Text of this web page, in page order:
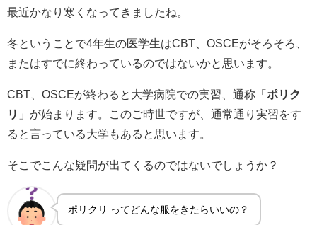
最近かなり寒くなってきましたね。
冬ということで4年生の医学生はCBT、OSCEがそろそろ、
またはすでに終わっているのではないかと思います。
CBT、OSCEが終わると大学病院での実習、通称「 ポリク
リ 」が始まります。このご時世ですが、通常通り実習をす
ると言っている大学もあると思います。
そこでこんな疑問が出てくるのではないでしょうか？
ポリクリ ってどんな服をきたらいいの？